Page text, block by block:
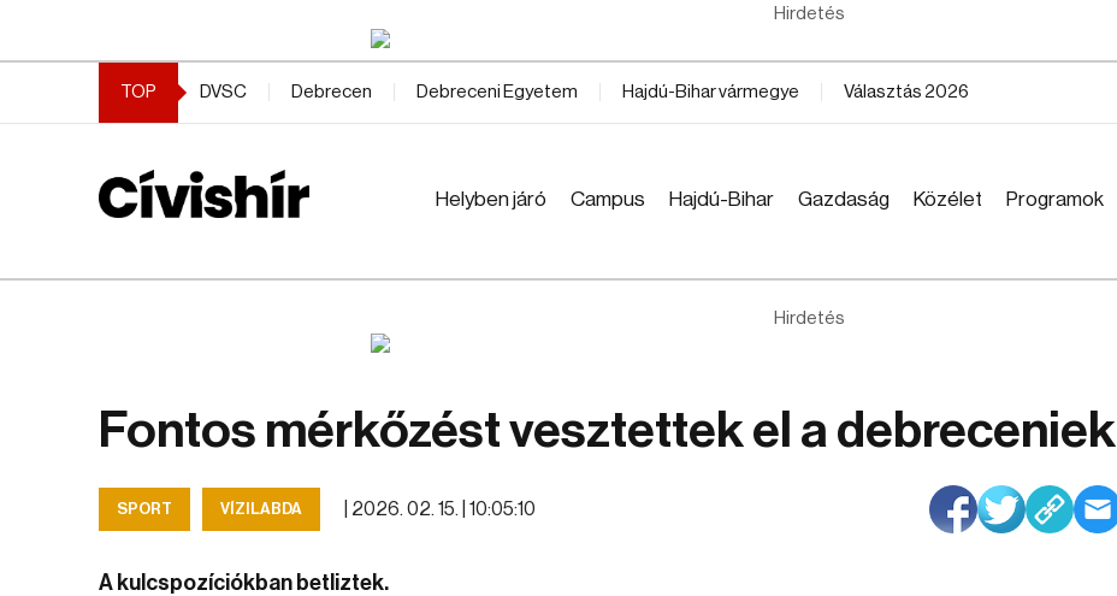
Hirdetés
TOP DVSC Debrecen Debreceni Egyetem Hajdú-Bihar vármegye Választás 2026
Helyben járó Campus Hajdú-Bihar Gazdaság Közélet Programok
Hirdetés
Fontos mérkőzést vesztettek el a debreceniek
SPORT VÍZILABDA 2026. 02. 15. | 10:05:10
A kulcspozíciókban betliztek.